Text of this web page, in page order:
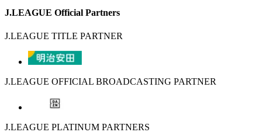
J.LEAGUE Official Partners
J.LEAGUE TITLE PARTNER
J.LEAGUE OFFICIAL BROADCASTING PARTNER
J.LEAGUE PLATINUM PARTNERS